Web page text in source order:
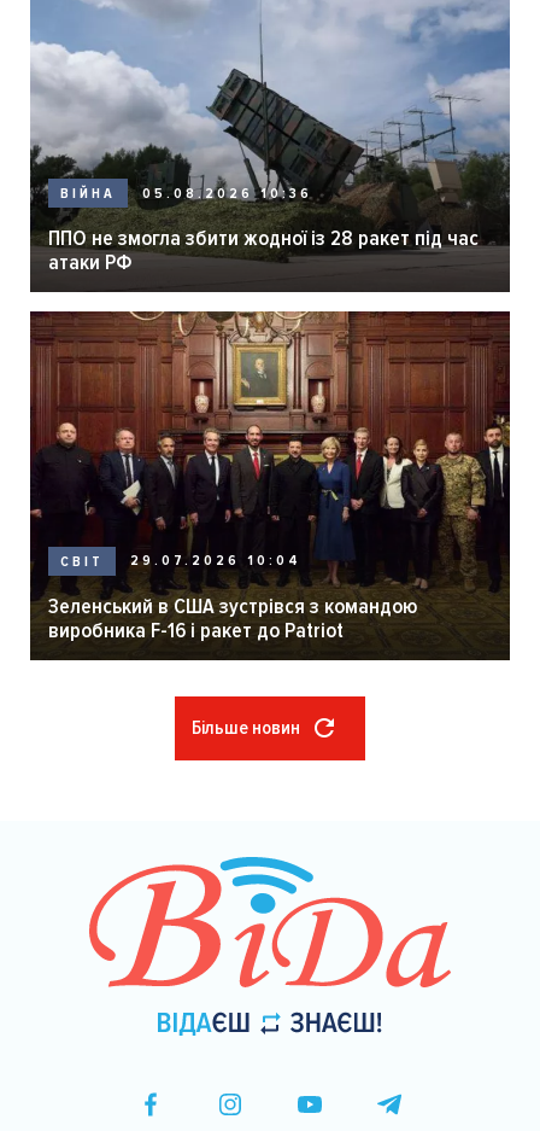
ВІЙНА 05.08.2026 10:36
ППО не змогла збити жодної із 28 ракет під час
атаки РФ
СВІТ 29.07.2026 10:04
Зеленський в США зустрівся з командою
виробника F-16 і ракет до Patriot
Більше новин